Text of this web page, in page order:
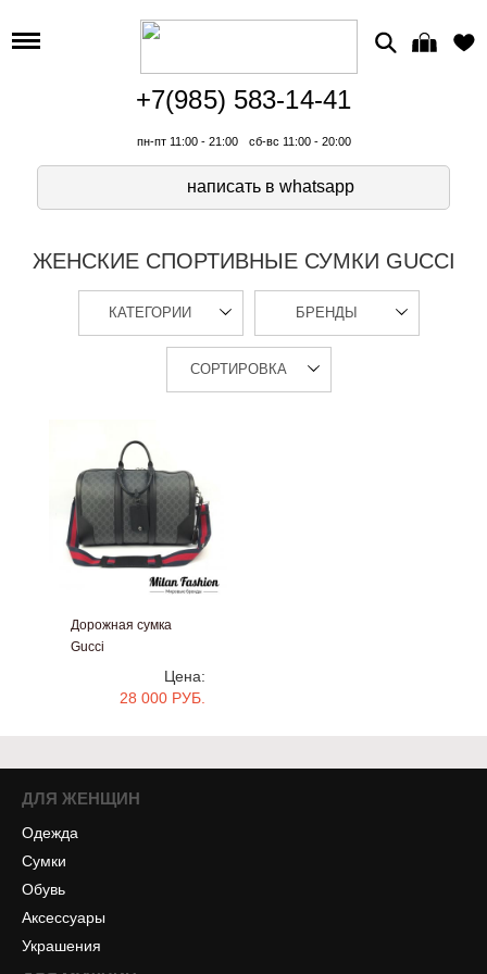
+7(985) 583-14-41
пн-пт 11:00 - 21:00 сб-вс 11:00 - 20:00
написать в whatsapp
ЖЕНСКИЕ СПОРТИВНЫЕ СУМКИ GUCCI
КАТЕГОРИИ БРЕНДЫ
СОРТИРОВКА
Дорожная сумка
Gucci
Цена:
28 000 РУБ.
ДЛЯ ЖЕНЩИН
Одежда
Сумки
Обувь
Аксессуары
Украшения